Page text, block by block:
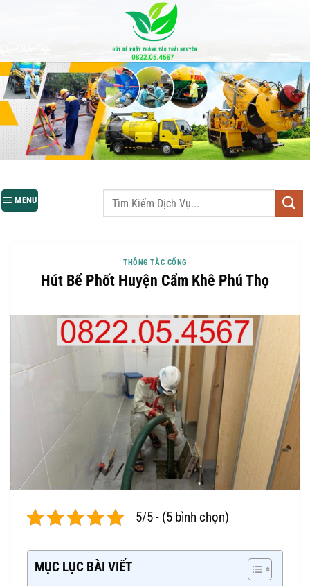
dung
MENU
THÔNG TẮC CỐNG
Hút Bể Phốt Huyện Cẩm Khê Phú Thọ
5/5 - (5 bình chọn)
MỤC LỤC BÀI VIẾT